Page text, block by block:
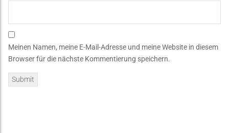
Meinen Namen, meine E-Mail-Adresse und meine Website in diesem
Browser für die nächste Kommentierung speichern.